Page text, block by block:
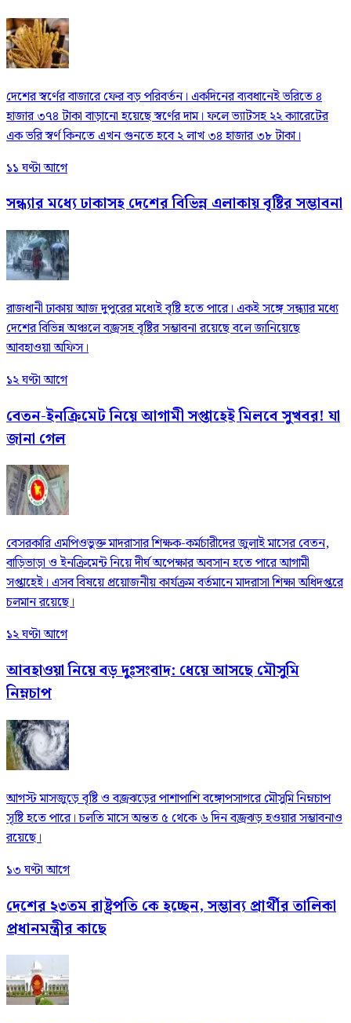
দেশের স্বর্ণের বাজারে ফের বড় পরিবর্তন। একদিনের ব্যবধানেই ভরিতে ৪
হাজার ৩৭৪ টাকা বাড়ানো হয়েছে স্বর্ণের দাম। ফলে ভ্যাটসহ ২২ ক্যারেটের
এক ভরি স্বর্ণ কিনতে এখন গুনতে হবে ২ লাখ ৩৪ হাজার ৩৮ টাকা।
১১ ঘণ্টা আগে
সন্ধ্যার মধ্যে ঢাকাসহ দেশের বিভিন্ন এলাকায় বৃষ্টির সম্ভাবনা
রাজধানী ঢাকায় আজ দুপুরের মধ্যেই বৃষ্টি হতে পারে। একই সঙ্গে সন্ধ্যার মধ্যে
দেশের বিভিন্ন অঞ্চলে বজ্রসহ বৃষ্টির সম্ভাবনা রয়েছে বলে জানিয়েছে
আবহাওয়া অফিস।
১২ ঘণ্টা আগে
বেতন-ইনক্রিমেট নিয়ে আগামী সপ্তাহেই মিলবে সুখবর! যা
জানা গেল
বেসরকারি এমপিওভুক্ত মাদরাসার শিক্ষক-কর্মচারীদের জুলাই মাসের বেতন,
বাড়িভাড়া ও ইনক্রিমেন্ট নিয়ে দীর্ঘ অপেক্ষার অবসান হতে পারে আগামী
সপ্তাহেই। এসব বিষয়ে প্রয়োজনীয় কার্যক্রম বর্তমানে মাদরাসা শিক্ষা অধিদপ্তরে
চলমান রয়েছে।
১২ ঘণ্টা আগে
আবহাওয়া নিয়ে বড় দুঃসংবাদ: ধেয়ে আসছে মৌসুমি
নিম্নচাপ
আগস্ট মাসজুড়ে বৃষ্টি ও বজ্রঝড়ের পাশাপাশি বঙ্গোপসাগরে মৌসুমি নিম্নচাপ
সৃষ্টি হতে পারে। চলতি মাসে অন্তত ৫ থেকে ৬ দিন বজ্রঝড় হওয়ার সম্ভাবনাও
রয়েছে।
১৩ ঘণ্টা আগে
দেশের ২৩তম রাষ্ট্রপতি কে হচ্ছেন, সম্ভাব্য প্রার্থীর তালিকা
প্রধানমন্ত্রীর কাছে